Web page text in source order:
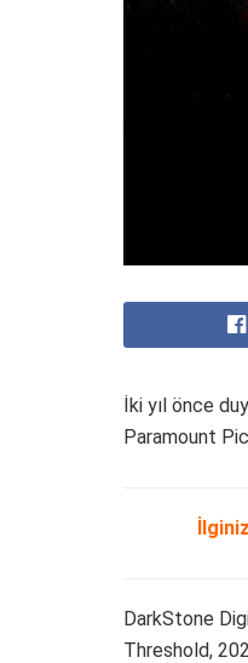
İki yıl önce
Paramount
DarkStone
Threshold,